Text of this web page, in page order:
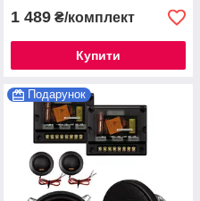
1 489 ₴/комплект
Купити
Подарунок